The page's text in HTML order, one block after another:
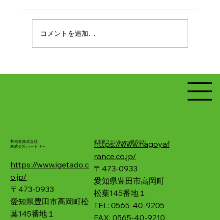
コメントを追加…
井桁堂株式会社
株式会社ハートリー
https://www.igetado.c
o.jp/
〒473-0933
愛知県豊田市高岡町松
葉145番地１
名古屋フランスcorp株式会社
https://www.nagoyaf
rance.co.jp/
〒473-0933
愛知県豊田市高岡町
松葉145番地１
TEL: 0565-40-9205
FAX: 0565-40-9210